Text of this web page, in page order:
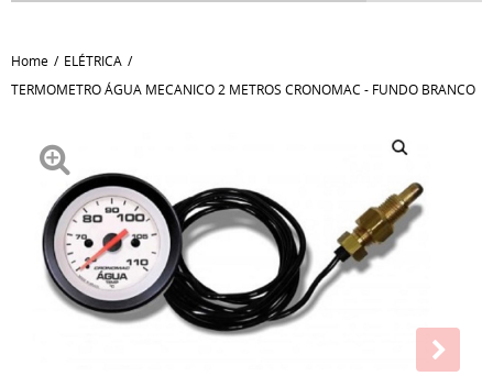
Home
ELÉTRICA
TERMOMETRO ÁGUA MECANICO 2 METROS CRONOMAC - FUNDO BRANCO